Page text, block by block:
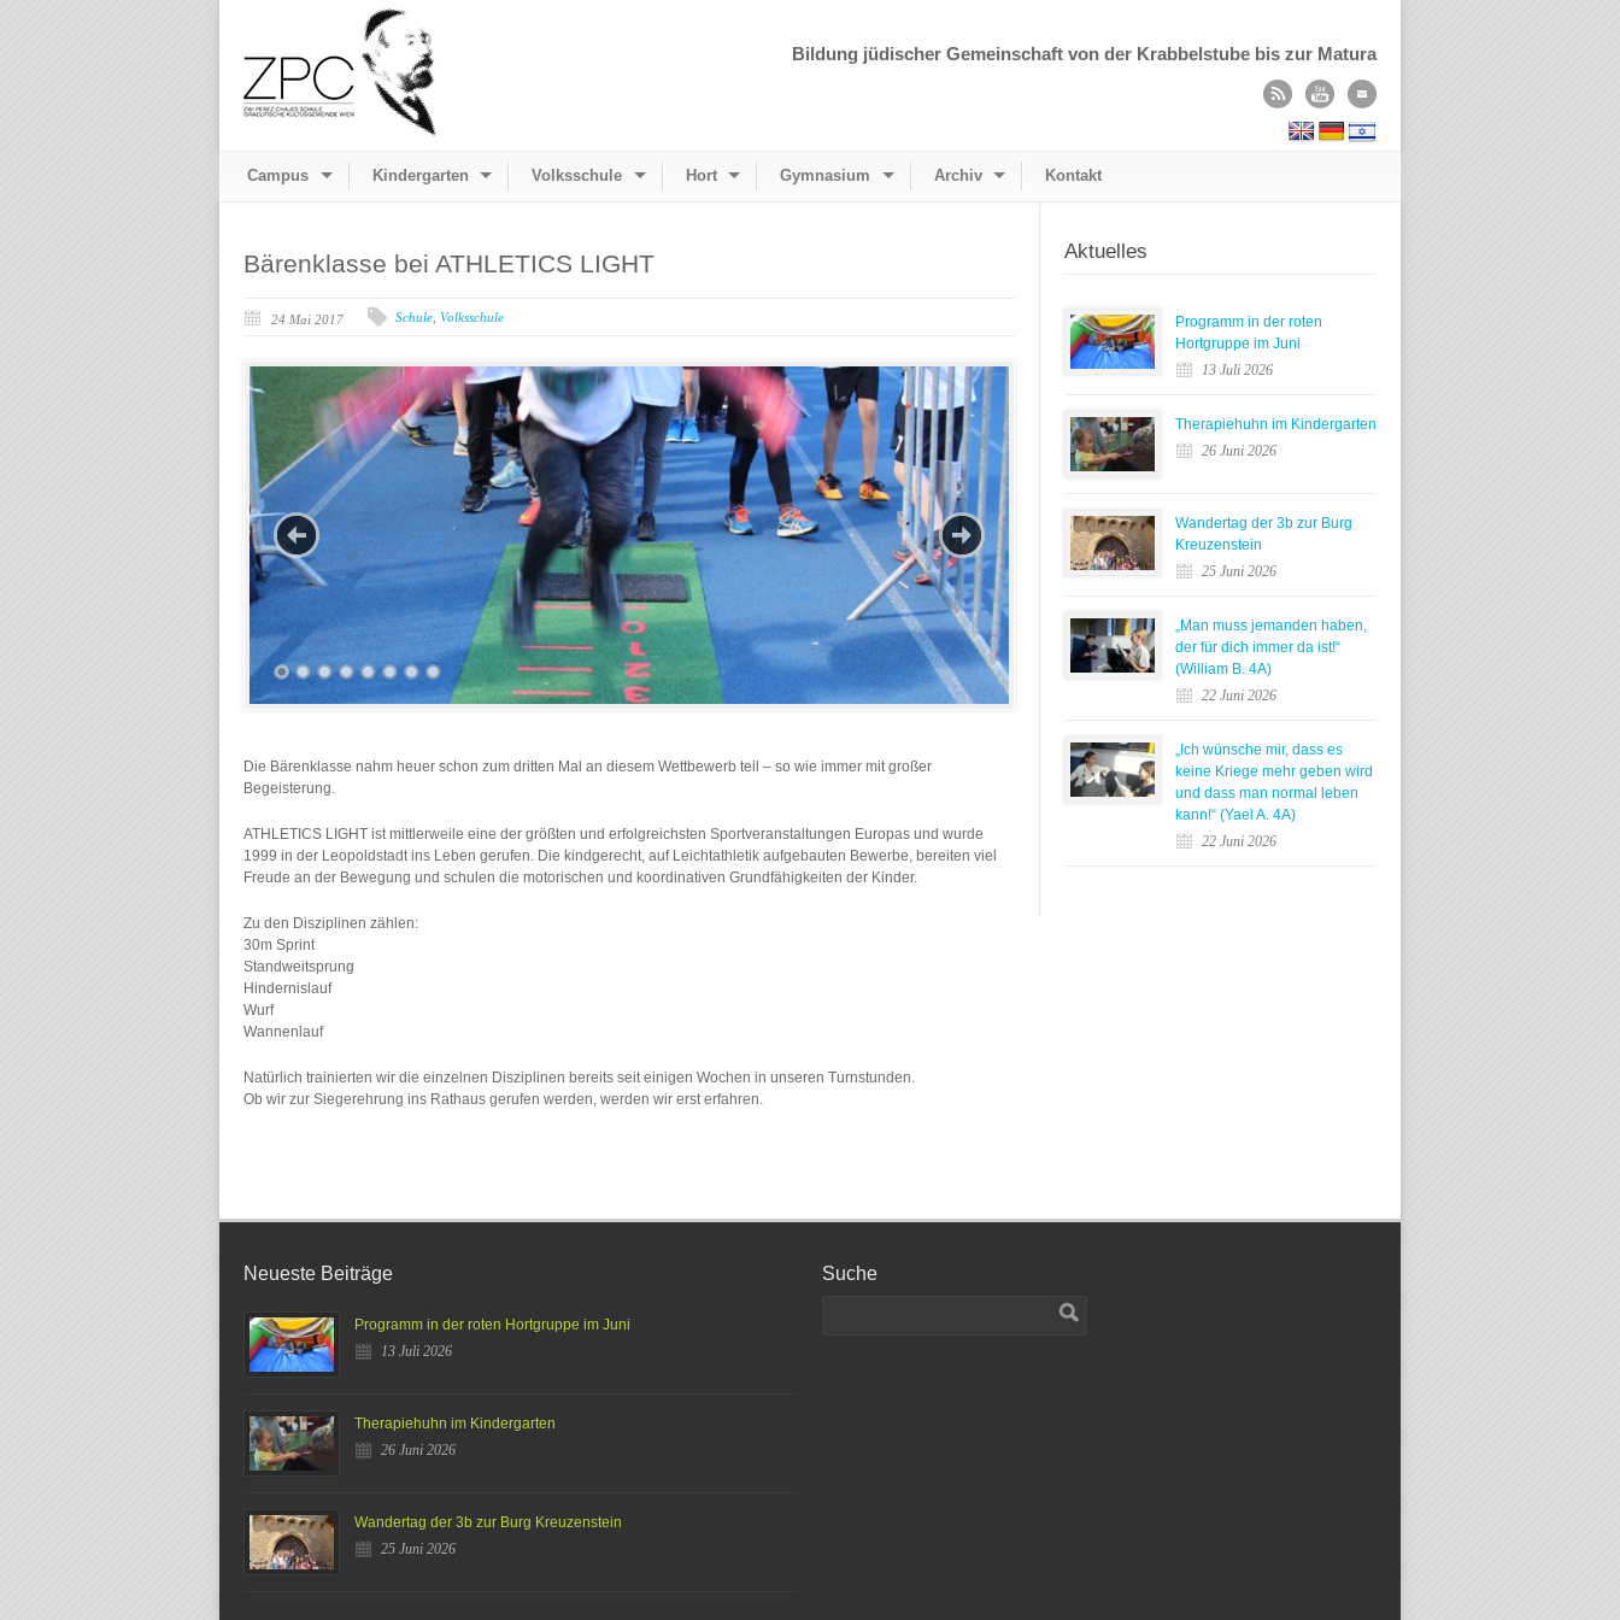
Bildung jüdischer Gemeinschaft von der Krabbelstube bis zur Matura
Campus Kindergarten Volksschule Hort Gymnasium Archiv Kontakt
Bärenklasse bei ATHLETICS LIGHT
24 Mai 2017 Schule Volksschule
Die Bärenklasse nahm heuer schon zum dritten Mal an diesem Wettbewerb teil – so wie immer mit großer
Begeisterung.
ATHLETICS LIGHT ist mittlerweile eine der größten und erfolgreichsten Sportveranstaltungen Europas und wurde
1999 in der Leopoldstadt ins Leben gerufen. Die kindgerecht, auf Leichtathletik aufgebauten Bewerbe, bereiten viel
Freude an der Bewegung und schulen die motorischen und koordinativen Grundfähigkeiten der Kinder.
Zu den Disziplinen zählen:
30m Sprint
Standweitsprung
Hindernislauf
Wurf
Wannenlauf
Natürlich trainierten wir die einzelnen Disziplinen bereits seit einigen Wochen in unseren Turnstunden.
Ob wir zur Siegerehrung ins Rathaus gerufen werden, werden wir erst erfahren.
Aktuelles
Programm in der roten
Hortgruppe im Juni
13 Juli 2026
Therapiehuhn im Kindergarten
26 Juni 2026
Wandertag der 3b zur Burg
Kreuzenstein
25 Juni 2026
„Man muss jemanden haben,
der für dich immer da ist!“
(William B. 4A)
22 Juni 2026
„Ich wünsche mir, dass es
keine Kriege mehr geben wird
und dass man normal leben
kann!“ (Yael A. 4A)
22 Juni 2026
Neueste Beiträge
Programm in der roten Hortgruppe im Juni
13 Juli 2026
Therapiehuhn im Kindergarten
26 Juni 2026
Wandertag der 3b zur Burg Kreuzenstein
25 Juni 2026
Suche